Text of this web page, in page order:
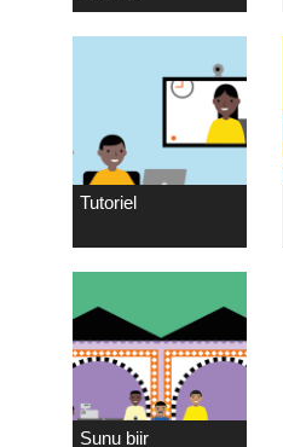
Tutoriel
Sunu biir